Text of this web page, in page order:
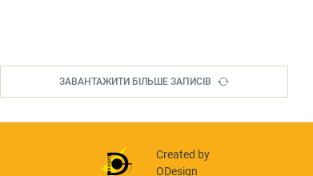
ЗАВАНТАЖИТИ БІЛЬШЕ ЗАПИСІВ
Created by
ODesign